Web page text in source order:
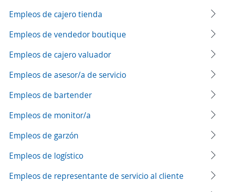
Empleos de cajero tienda
Empleos de vendedor boutique
Empleos de cajero valuador
Empleos de asesor/a de servicio
Empleos de bartender
Empleos de monitor/a
Empleos de garzón
Empleos de logístico
Empleos de representante de servicio al cliente